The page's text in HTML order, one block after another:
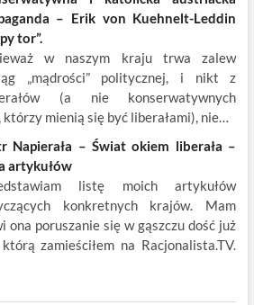
– Erik von Kuehnelt-Leddin
tor”.
w naszym kraju trwa zalew
„mądrości” politycznej, i nikt z
(a nie konserwatywnych
mienią się być liberałami), nie…
Napierała – Świat okiem liberała –
artykułów
listę moich artykułów
konkretnych krajów. Mam
ona poruszanie się w gąszczu dość już
zamieściłem na Racjonalista.TV.